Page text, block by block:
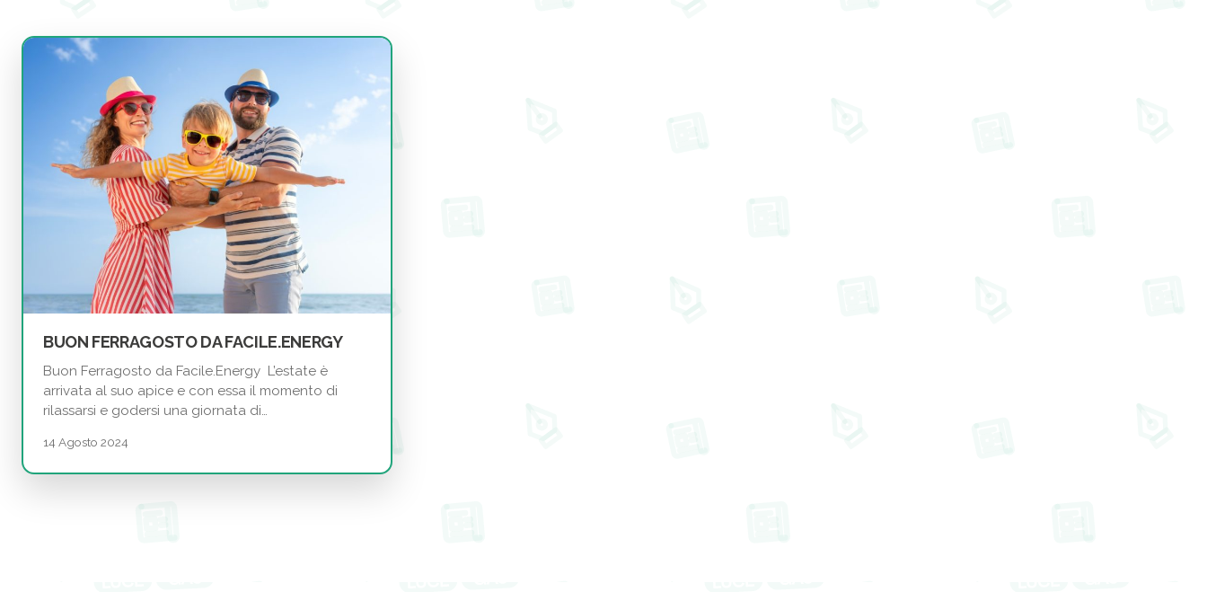
BUON FERRAGOSTO DA FACILE.ENERGY
Buon Ferragosto da Facile.Energy L’estate è
arrivata al suo apice e con essa il momento di
rilassarsi e godersi una giornata di…
14 Agosto 2024